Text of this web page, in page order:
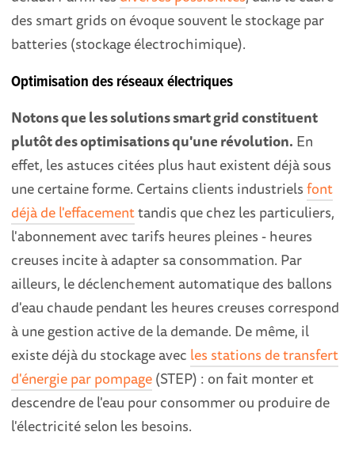
des smart grids on évoque souvent le stockage par
batteries (stockage électrochimique).
Optimisation des réseaux électriques
Notons que les solutions smart grid constituent
plutôt des optimisations qu'une révolution. En
effet, les astuces citées plus haut existent déjà sous
une certaine forme. Certains clients industrielsfont
déjà de l'effacementtandis que chez les particuliers,
l'abonnement avec tarifs heures pleines - heures
creuses incite à adapter sa consommation. Par
ailleurs, le déclenchement automatique des ballons
d'eau chaude pendant les heures creuses correspond
à une gestion active de la demande. De même, il
existe déjà du stockage avec les stations de transfert
d'énergie par pompage(STEP) : on fait monter et
descendre de l'eau pour consommer ou produire de
l'électricité selon les besoins.